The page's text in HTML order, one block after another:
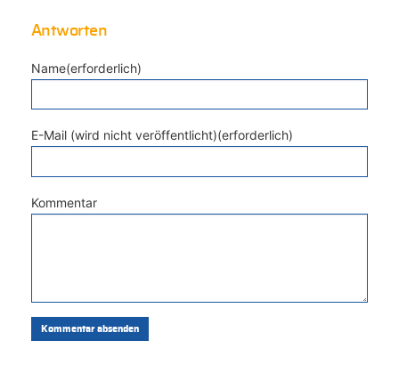
Antworten
Name(erforderlich)
E-Mail (wird nicht veröffentlicht)(erforderlich)
Kommentar